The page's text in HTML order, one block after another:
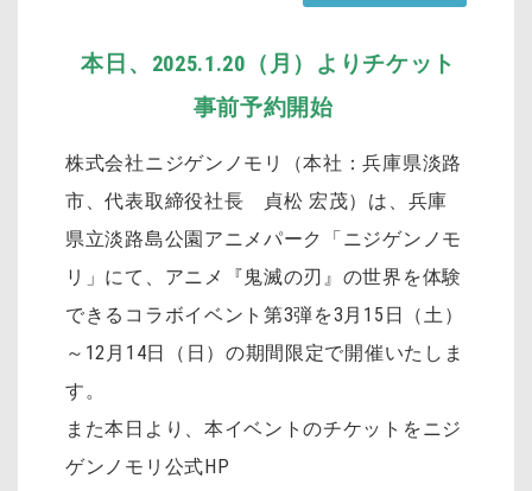
本日、2025.1.20（月）よりチケット
事前予約開始
株式会社ニジゲンノモリ（本社：兵庫県淡路
市、代表取締役社長 貞松 宏茂）は、兵庫
県立淡路島公園アニメパーク「ニジゲンノモ
リ」にて、アニメ『鬼滅の刃』の世界を体験
できるコラボイベント第3弾を3月15日（土）
～12月14日（日）の期間限定で開催いたしま
す。
また本日より、本イベントのチケットをニジ
ゲンノモリ公式HP